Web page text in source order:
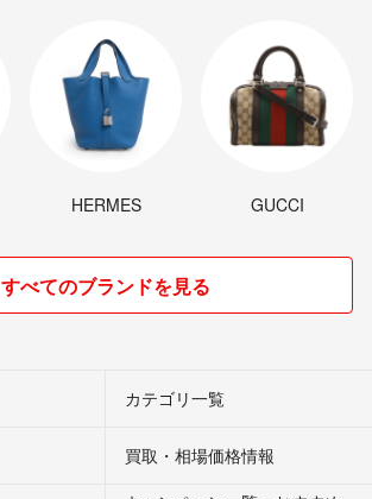
HERMES GUCCI
すべてのブランドを見る
カテゴリ一覧
買取・相場価格情報